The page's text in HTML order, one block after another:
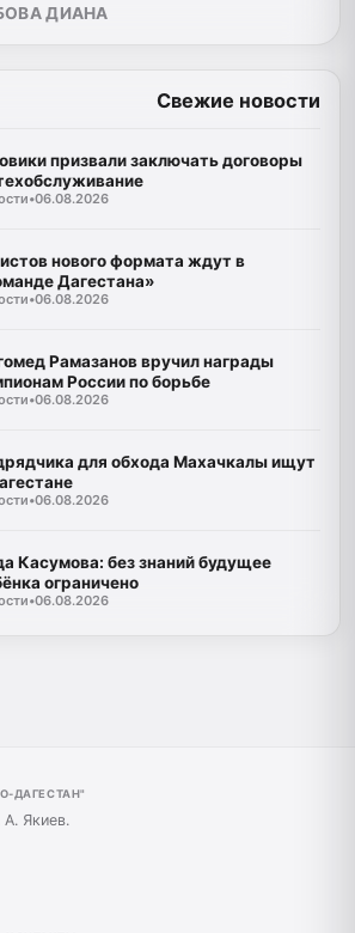
ДИАНА
Свежие новости
призвали заключать договоры
•06.08.2026
нового формата ждут в
Дагестана»
•06.08.2026
Рамазанов вручил награды
России по борьбе
•06.08.2026
для обхода Махачкалы ищут
•06.08.2026
Касумова: без знаний будущее
ограничено
•06.08.2026
ДАГЕСТАН"
Якиев.